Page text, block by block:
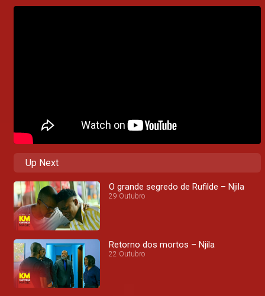
Up Next
O grande segredo de Rufilde – Njila
29 Outubro
Retorno dos mortos – Njila
22 Outubro